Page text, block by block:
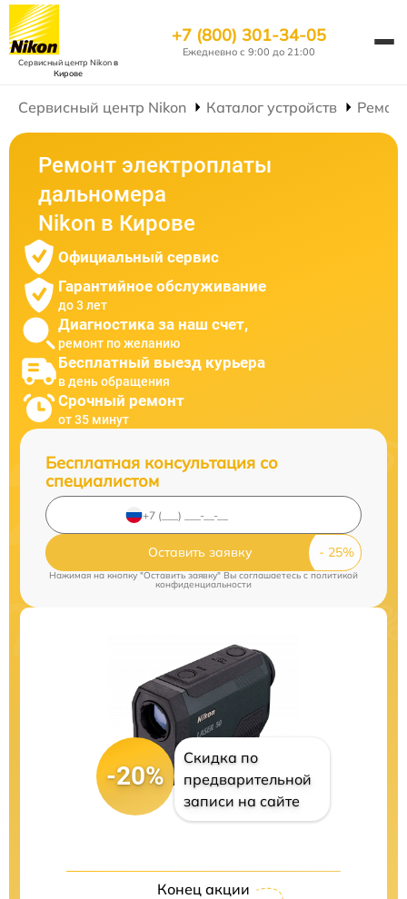
Сервисный центр Nikonв
Кирове
+7 (800) 301-34-05
Ежедневно с 9:00 до 21:00
Сервисный центр Nikon Каталог устройств
Ремонт электроплаты
дальномера
Nikon в Кирове
Официальный сервис
Гарантийное обслуживание
до 3 лет
Диагностика за наш счет,
ремонт по желанию
Бесплатный выезд курьера
в день обращения
Срочный ремонт
от 35 минут
Бесплатная консультация со
специалистом
Оставить заявку
Нажимая на кнопку "Оставить заявку" Вы соглашаетесь cполитикой
конфиденциальности
-20%
Скидка по
предварительной
записи на сайте
Конец акции